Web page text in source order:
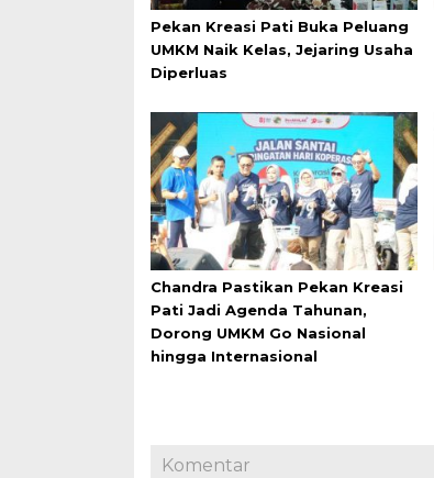
Pekan Kreasi Pati Buka Peluang
UMKM Naik Kelas, Jejaring Usaha
Diperluas
Chandra Pastikan Pekan Kreasi
Pati Jadi Agenda Tahunan,
Dorong UMKM Go Nasional
hingga Internasional
Komentar